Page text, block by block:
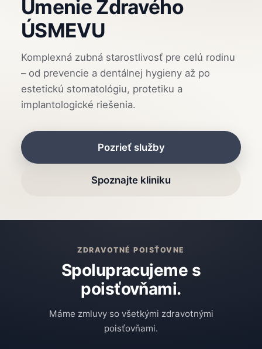
Umenie Zdravého
ÚSMEVU
Komplexná zubná starostlivosť pre celú rodinu
– od prevencie a dentálnej hygieny až po
estetickú stomatológiu, protetiku a
implantologické riešenia.
Pozrieť služby
Spoznajte kliniku
ZDRAVOTNÉ POISŤOVNE
Spolupracujeme s
poisťovňami.
Máme zmluvy so všetkými zdravotnými
poisťovňami.